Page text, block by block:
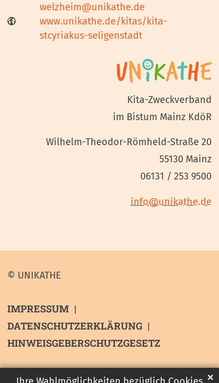
✕
welzheim@unikathe.de
www.unikathe.de/kitas/kita-
stcyriakus-seligenstadt
Kita-Zweckverband
im Bistum Mainz KdöR
Wilhelm-Theodor-Römheld-Straße 20
55130 Mainz
06131 / 253 9500
info@unikathe.de
IMPRESSUM
DATENSCHUTZERKLÄRUNG
HINWEISGEBERSCHUTZGESETZ
© UNIKATHE